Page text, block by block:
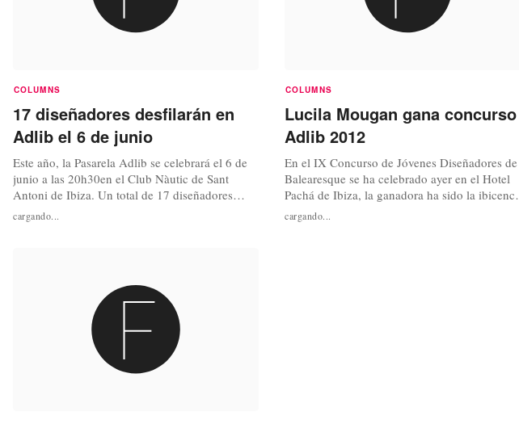
COLUMNS
17 diseñadores desfilarán en
Adlib el 6 de junio
Este año, la Pasarela Adlib se celebrará el 6 de
junio a las 20h30en el Club Nàutic de Sant
Antoni de Ibiza. Un total de 17 diseñadores
presentarán sus colecciones y entre ellos los
alumnos de la Escola d’Arts i Oficis de Eivissa.
cargando...
COLUMNS
Lucila Mougan gana concurso
Adlib 2012
En el IX Concurso de Jóvenes Diseñadores de
Balearesque se ha celebrado ayer en el Hotel
Pachá de Ibiza, la ganadora ha sido la ibicenca
Lucila Mougan. Amparado en el marco de la
Pasarela Adlib 2012, que celebra su 40
cargando...